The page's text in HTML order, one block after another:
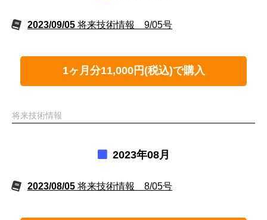
2023/09/05 将来技術情報 9/05号
1ヶ月分11,000円(税込)で購入
将来技術情報
2023年08月
2023/08/05 将来技術情報 8/05号